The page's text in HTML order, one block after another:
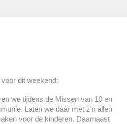
dit weekend:
we tijdens de Missen van 10 en
Laten we daar met z’n allen
voor de kinderen. Daarnaast